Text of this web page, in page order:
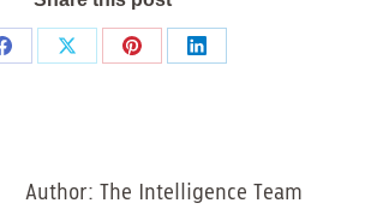
Share
Share
Share
Share
Author: The Intelligence Team